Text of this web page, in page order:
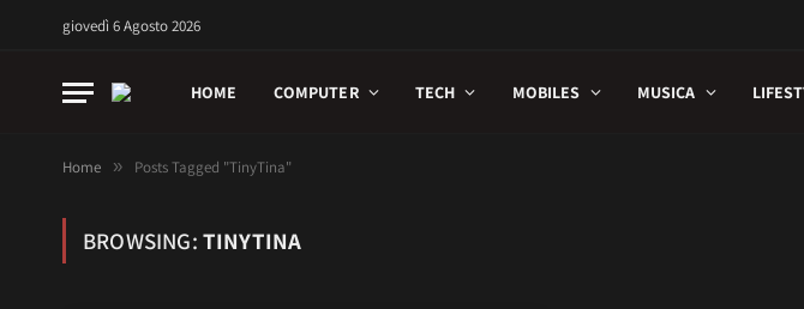
giovedì 6 Agosto 2026
HOME COMPUTER TECH MOBILES MUSICA
Home » Posts Tagged "TinyTina"
BROWSING: TINYTINA